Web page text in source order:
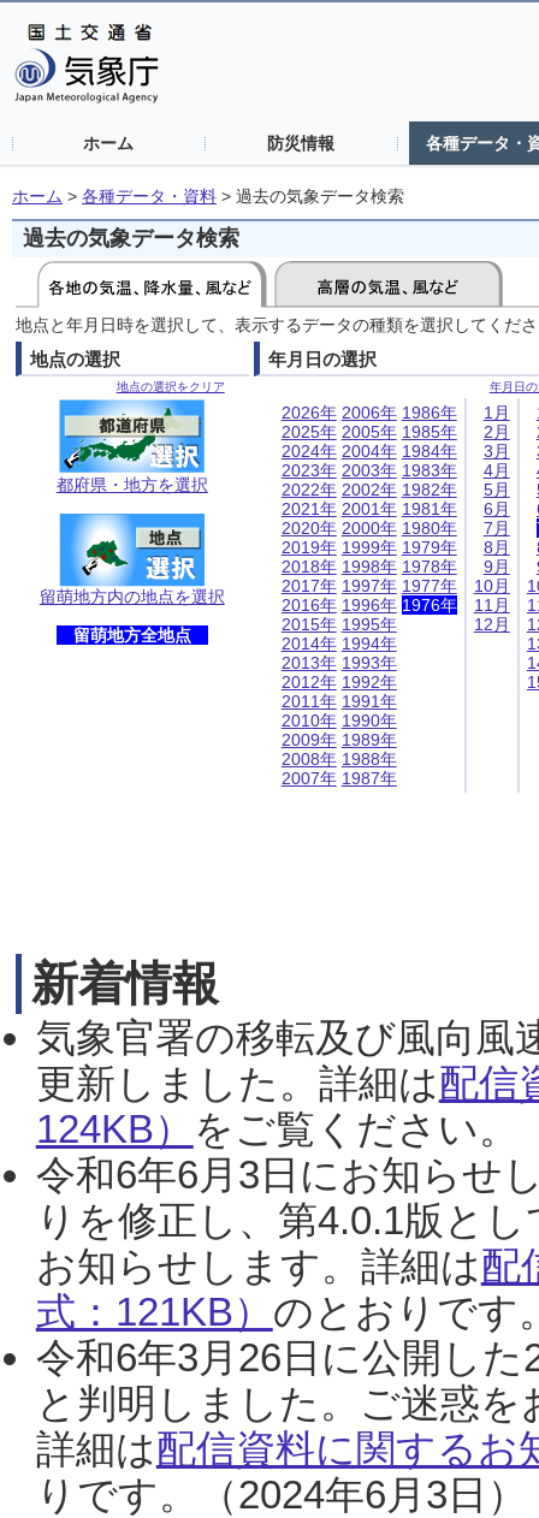
ホーム 防災情報 各種データ・
ホーム > 各種データ・資料 > 過去の気象データ検索
過去の気象データ検索
地点と年月日時を選択して、表示するデータの種類を選択してくだ
地点の選択
地点の選択をクリア
都府県・地方を選択
留萌地方内の地点を選択
留萌地方全地点
年月日の選択
年月日
2026年
2025年
2024年
2023年
2022年
2021年
2020年
2019年
2018年
2017年
2016年
2015年
2014年
2013年
2012年
2011年
2010年
2009年
2008年
2007年
2006年
2005年
2004年
2003年
2002年
2001年
2000年
1999年
1998年
1997年
1996年
1995年
1994年
1993年
1992年
1991年
1990年
1989年
1988年
1987年
1986年
1985年
1984年
1983年
1982年
1981年
1980年
1979年
1978年
1977年
1976年
1月
2月
3月
4月
5月
6月
7月
8月
9月
10月
11月
12月
新着情報
気象官署の移転及び風向風
更新しました。詳細は配信
124KB） をご覧ください。
令和6年6月3日にお知らせ
りを修正し、第4.0.1版と
お知らせします。詳細は配
式：121KB） のとおりです
令和6年3月26日に公開し
と判明しました。ご迷惑
詳細は配信資料に関するお
りです。（2024年6月3日）